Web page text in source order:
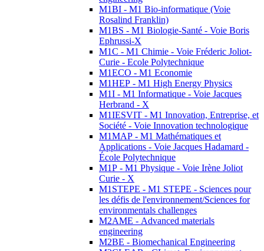
M1BI - M1 Bio-informatique (Voie
Rosalind Franklin)
M1BS - M1 Biologie-Santé - Voie Boris
Ephrussi-X
M1C - M1 Chimie - Voie Fréderic Joliot-
Curie - Ecole Polytechnique
M1ECO - M1 Economie
M1HEP - M1 High Energy Physics
M1I - M1 Informatique - Voie Jacques
Herbrand - X
M1IESVIT - M1 Innovation, Entreprise, et
Société - Voie Innovation technologique
M1MAP - M1 Mathématiques et
Applications - Voie Jacques Hadamard -
École Polytechnique
M1P - M1 Physique - Voie Irène Joliot
Curie - X
M1STEPE - M1 STEPE - Sciences pour
les défis de l'environnement/Sciences for
environmentals challenges
M2AME - Advanced materials
engineering
M2BE - Biomechanical Engineering